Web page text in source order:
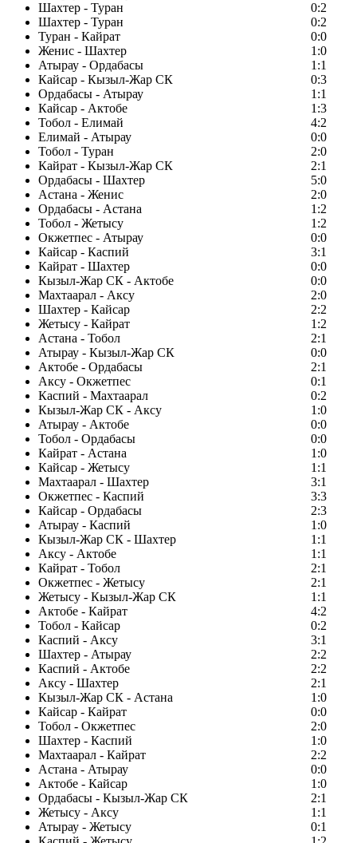
Шахтер - Туран
0:2
Шахтер - Туран
0:2
Туран - Кайрат
0:0
Женис - Шахтер
1:0
Атырау - Ордабасы
1:1
Кайсар - Кызыл-Жар СК
0:3
Ордабасы - Атырау
1:1
Кайсар - Актобе
1:3
Тобол - Елимай
4:2
Елимай - Атырау
0:0
Тобол - Туран
2:0
Кайрат - Кызыл-Жар СК
2:1
Ордабасы - Шахтер
5:0
Астана - Женис
2:0
Ордабасы - Астана
1:2
Тобол - Жетысу
1:2
Окжетпес - Атырау
0:0
Кайсар - Каспий
3:1
Кайрат - Шахтер
0:0
Кызыл-Жар СК - Актобе
0:0
Махтаарал - Аксу
2:0
Шахтер - Кайсар
2:2
Жетысу - Кайрат
1:2
Астана - Тобол
2:1
Атырау - Кызыл-Жар СК
0:0
Актобе - Ордабасы
2:1
Аксу - Окжетпес
0:1
Каспий - Махтаарал
0:2
Кызыл-Жар СК - Аксу
1:0
Атырау - Актобе
0:0
Тобол - Ордабасы
0:0
Кайрат - Астана
1:0
Кайсар - Жетысу
1:1
Махтаарал - Шахтер
3:1
Окжетпес - Каспий
3:3
Кайсар - Ордабасы
2:3
Атырау - Каспий
1:0
Кызыл-Жар СК - Шахтер
1:1
Аксу - Актобе
1:1
Кайрат - Тобол
2:1
Окжетпес - Жетысу
2:1
Жетысу - Кызыл-Жар СК
1:1
Актобе - Кайрат
4:2
Тобол - Кайсар
0:2
Каспий - Аксу
3:1
Шахтер - Атырау
2:2
Каспий - Актобе
2:2
Аксу - Шахтер
2:1
Кызыл-Жар СК - Астана
1:0
Кайсар - Кайрат
0:0
Тобол - Окжетпес
2:0
Шахтер - Каспий
1:0
Махтаарал - Кайрат
2:2
Астана - Атырау
0:0
Актобе - Кайсар
1:0
Ордабасы - Кызыл-Жар СК
2:1
Жетысу - Аксу
1:1
Атырау - Жетысу
0:1